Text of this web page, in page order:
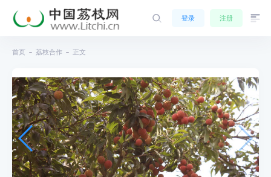
登录 注册
首页 荔枝合作 正文